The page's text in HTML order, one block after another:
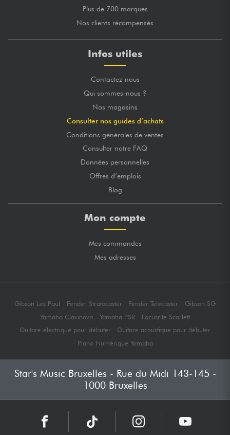
Plus de 700 marques
Nos clients récompensés
Infos utiles
Contactez-nous
Qui sommes-nous ?
Nos magasins
Consulter nos guides d’achats
Conditions générales de ventes
Consulter notre FAQ
Données personnelles
Offres d’emplois
Blog
Mon compte
Mes commandes
Mes adresses
Gibson Les Paul Fender Stratocaster Fender Telecaster
Gibson SG
Yamaha Clavinova
Yamaha PSR
Focusrite Scarlett
Guitare électrique pour débuter
Guitare acoustique pour débuter
Piano Numérique Yamaha
Star's Music Bruxelles - Rue du Midi 143-145 -
1000 Bruxelles